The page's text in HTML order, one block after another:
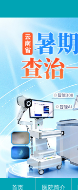
首页 医院简介